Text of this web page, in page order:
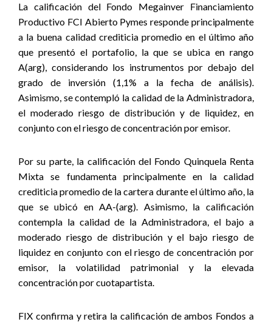
La calificación del Fondo Megainver Financiamiento
Productivo FCI Abierto Pymes responde principalmente
a la buena calidad crediticia promedio en el último año
que presentó el portafolio, la que se ubica en rango
A(arg), considerando los instrumentos por debajo del
grado de inversión (1,1% a la fecha de análisis).
Asimismo, se contempló la calidad de la Administradora,
el moderado riesgo de distribución y de liquidez, en
conjunto con el riesgo de concentración por emisor.
Por su parte, la calificación del Fondo Quinquela Renta
Mixta se fundamenta principalmente en la calidad
crediticia promedio de la cartera durante el último año, la
que se ubicó en AA-(arg). Asimismo, la calificación
contempla la calidad de la Administradora, el bajo a
moderado riesgo de distribución y el bajo riesgo de
liquidez en conjunto con el riesgo de concentración por
emisor, la volatilidad patrimonial y la elevada
concentración por cuotapartista.
FIX confirma y retira la calificación de ambos Fondos a